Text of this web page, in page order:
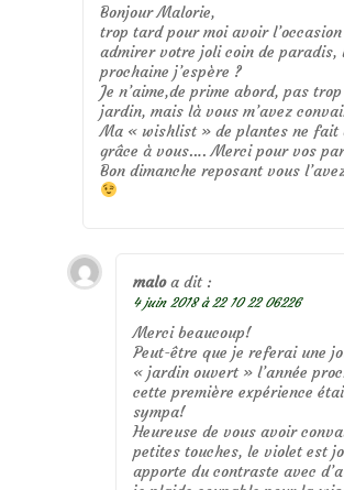
Bonjour Malorie,
trop tard pour moi avoir
admirer votre joli coin de paradis,
prochaine j’espère ?
Je n’aime,de prime abord, pas
jardin, mais là vous m’avez
Ma « wishlist » de plantes ne fait
grâce à vous…. Merci pour vos
Bon dimanche reposant vous
malo a dit :
4 juin 2018 à 22 10 22 06226
Merci beaucoup!
Peut-être que je referai une
« jardin ouvert » l’année
cette première expérience
sympa!
Heureuse de vous avoir
petites touches, le violet est
apporte du contraste avec